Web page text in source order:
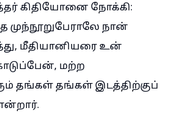
கிதியோனை நோக்கி:
முந்நூறுபேராலே நான்
மீதியானியரை உன்
மற்ற
தங்கள் தங்கள் இடத்திற்குப்